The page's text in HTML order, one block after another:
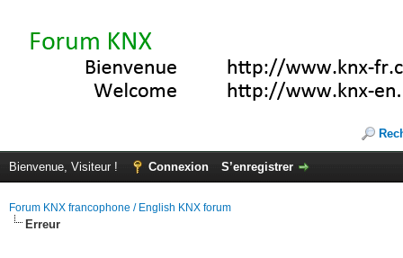
Bienvenue, Visiteur ! Connexion S’enregistrer
Forum KNX francophone / English KNX forum
Erreur